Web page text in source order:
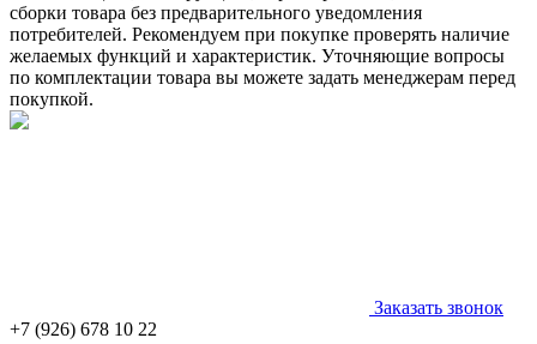
сборки товара без предварительного уведомления
потребителей. Рекомендуем при покупке проверять наличие
желаемых функций и характеристик. Уточняющие вопросы
по комплектации товара вы можете задать менеджерам перед
покупкой.
Заказать звонок
+7 (926) 678 10 22